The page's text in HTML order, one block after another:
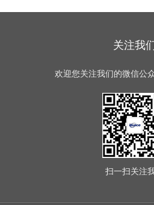
关注我
欢迎您关注我们的微信公
扫一扫关注